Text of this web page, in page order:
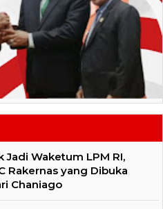
Jadi Waketum LPM RI,
Rakernas yang Dibuka
Chaniago